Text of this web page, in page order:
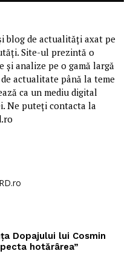
blog de actualități axat pe
Site-ul prezintă o
analize pe o gamă largă
actualitate până la teme
ca un mediu digital
Ne puteți contacta la
Dopajului lui Cosmin
hotărârea”